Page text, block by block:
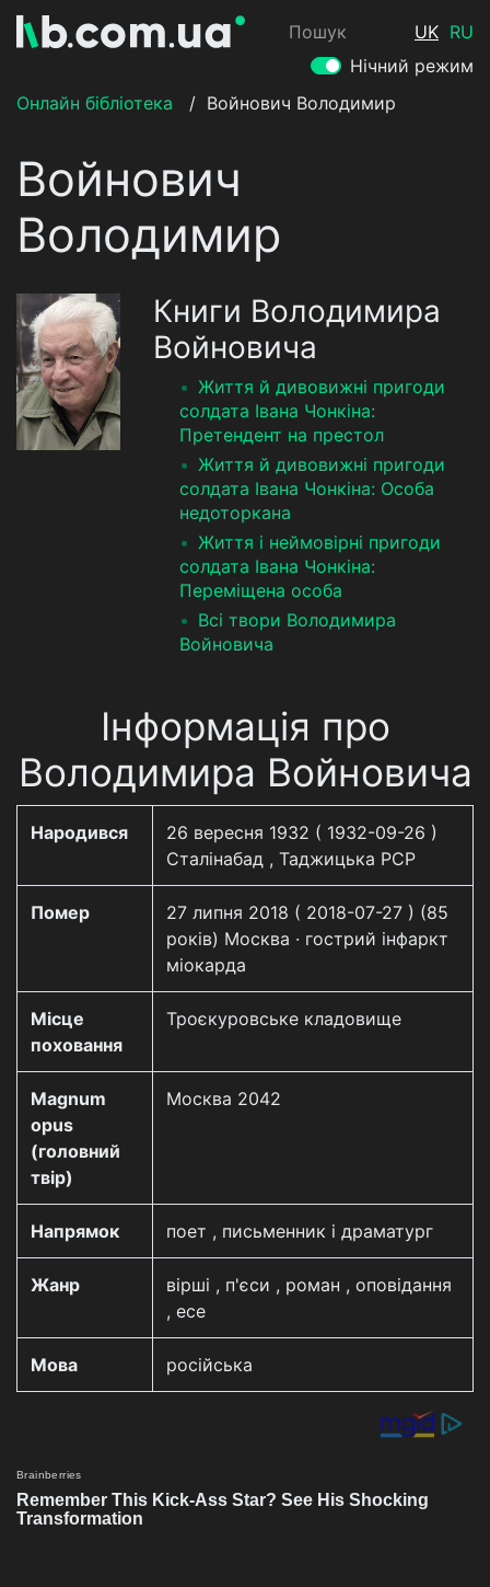
Пошук UK RU
Нічний режим
Онлайн бібліотека
/ Войнович Володимир
Войнович
Володимир
Книги Володимира
Войновича
Життя й дивовижні пригоди
солдата Івана Чонкіна:
Претендент на престол
Життя й дивовижні пригоди
солдата Івана Чонкіна: Особа
недоторкана
Життя і неймовірні пригоди
солдата Івана Чонкіна:
Переміщена особа
Всі твори Володимира
Войновича
Інформація про
Володимира Войновича
Народився
26 вересня 1932 ( 1932-09-26 )
Сталінабад , Таджицька РСР
Помер
27 липня 2018 ( 2018-07-27 ) (85
років) Москва · гострий інфаркт
міокарда
Місце
поховання
Троєкуровське кладовище
Magnum
opus
(головний
твір)
Москва 2042
Напрямок поет , письменник і драматург
Жанр
вірші , п'єси , роман , оповідання
, есе
Мова російська